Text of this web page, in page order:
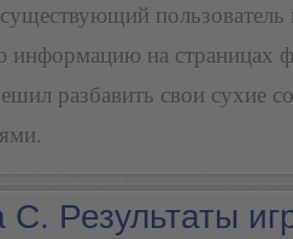
существующий пользователь
информацию на страницах
разбавить свои сухие
С. Результаты